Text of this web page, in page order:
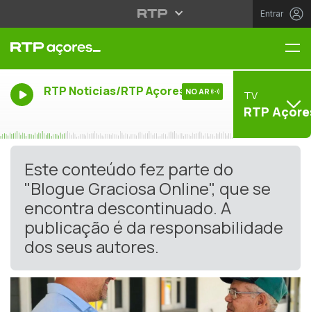
Entrar
RTP Noticias/RTP Açores NO AR TV
RTP
Este conteúdo fez parte do
"Blogue Graciosa Online", que se
encontra descontinuado. A
publicação é da responsabilidade
dos seus autores.